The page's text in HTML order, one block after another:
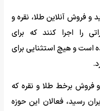
فروش آنلاین طلا، نقره و
را اجرا کنند که برای
است و هیچ استثنایی برای
فروش برخط طلا و نقره که
رسید، فعالان این حوزه